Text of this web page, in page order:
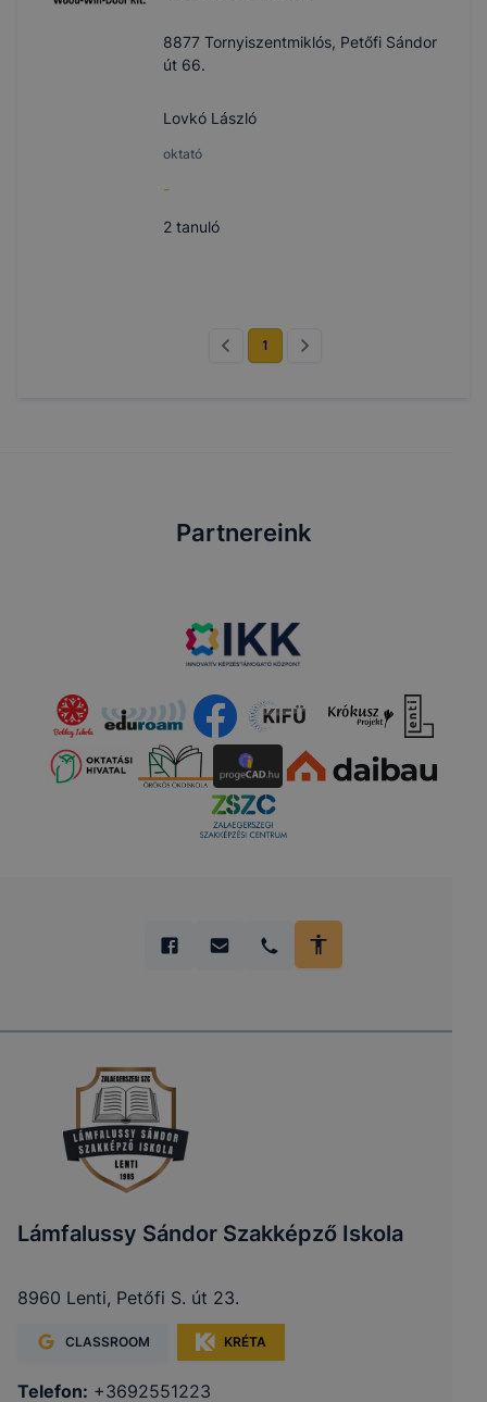
8877 Tornyiszentmiklós, Petőfi Sándor
út 66.
Lovkó László
oktató
-
2 tanuló
1
Partnereink
Lámfalussy Sándor Szakképző Iskola
8960 Lenti, Petőfi S. út 23.
CLASSROOM KRÉTA
Telefon: +3692551223